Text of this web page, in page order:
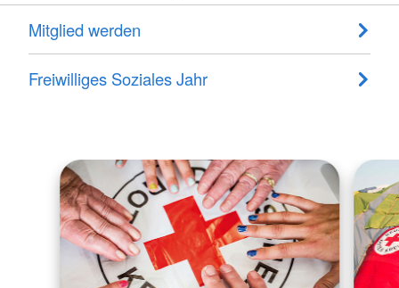
Mitglied werden
Freiwilliges Soziales Jahr